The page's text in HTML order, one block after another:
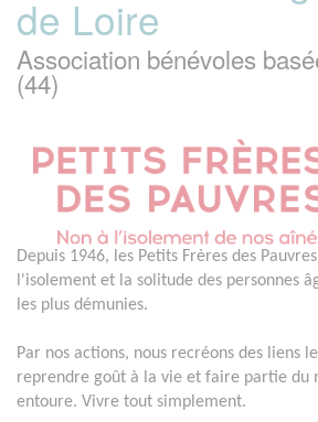
de Loire
Association bénévoles
(44)
Depuis 1946, les Petits Frères des
l'isolement et la solitude des personnes
les plus démunies.
Par nos actions, nous recréons des liens
reprendre goût à la vie et faire partie du
entoure. Vivre tout simplement.